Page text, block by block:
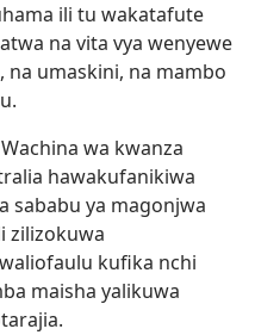
ili tu wakatafute
na vita vya wenyewe
na umaskini, na mambo
wa kwanza
hawakufanikiwa
sababu ya magonjwa
zilizokuwa
kufika nchi
maisha yalikuwa